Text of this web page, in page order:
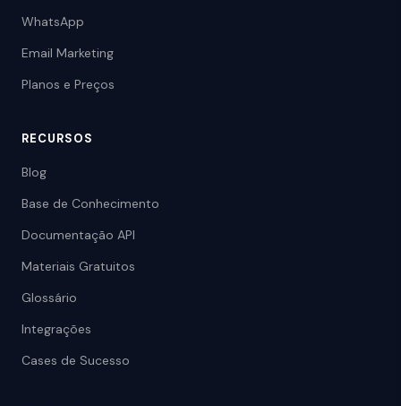
WhatsApp
Email Marketing
Planos e Preços
RECURSOS
Blog
Base de Conhecimento
Documentação API
Materiais Gratuitos
Glossário
Integrações
Cases de Sucesso